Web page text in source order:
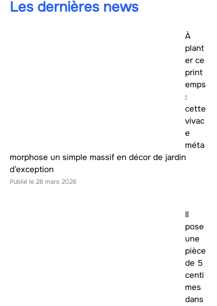
Les dernières news
À
plant
er ce
print
emps
:
cette
vivac
e
méta
morphose un simple massif en décor de jardin
d’exception
28 mars 2026
Il
pose
une
pièce
de 5
centi
mes
dans